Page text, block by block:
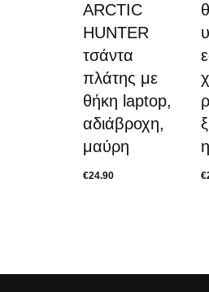
ARCTIC
HUNTER
τσάντα
πλάτης με
θήκη laptop,
αδιάβροχη,
μαύρη
€24.90 €